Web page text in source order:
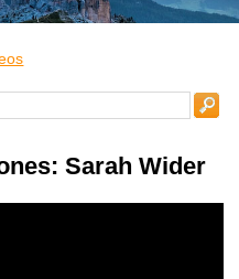
Sarah Wider